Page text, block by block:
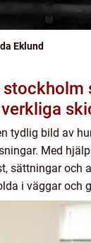
Eklund
så får du
tydlig bild av
Med
sättningar och
i väggar och
dä...